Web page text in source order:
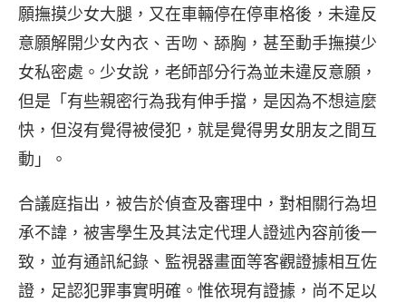
願撫摸少女大腿，又在車輛停在停車格後，未違反
意願解開少女內衣、舌吻、舔胸，甚至動手撫摸少
女私密處。少女說，老師部分行為並未違反意願，
但是「有些親密行為我有伸手擋，是因為不想這麼
快，但沒有覺得被侵犯，就是覺得男女朋友之間互
動」。
合議庭指出，被告於偵查及審理中，對相關行為坦
承不諱，被害學生及其法定代理人證述內容前後一
致，並有通訊紀錄、監視器畫面等客觀證據相互佐
證，足認犯罪事實明確。惟依現有證據，尚不足以